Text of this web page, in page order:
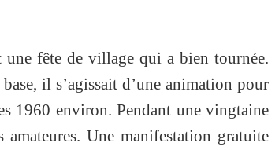
fête de village qui a bien tournée.
il s’agissait d’une animation pour
1960 environ. Pendant une vingtaine
amateures. Une manifestation gratuite